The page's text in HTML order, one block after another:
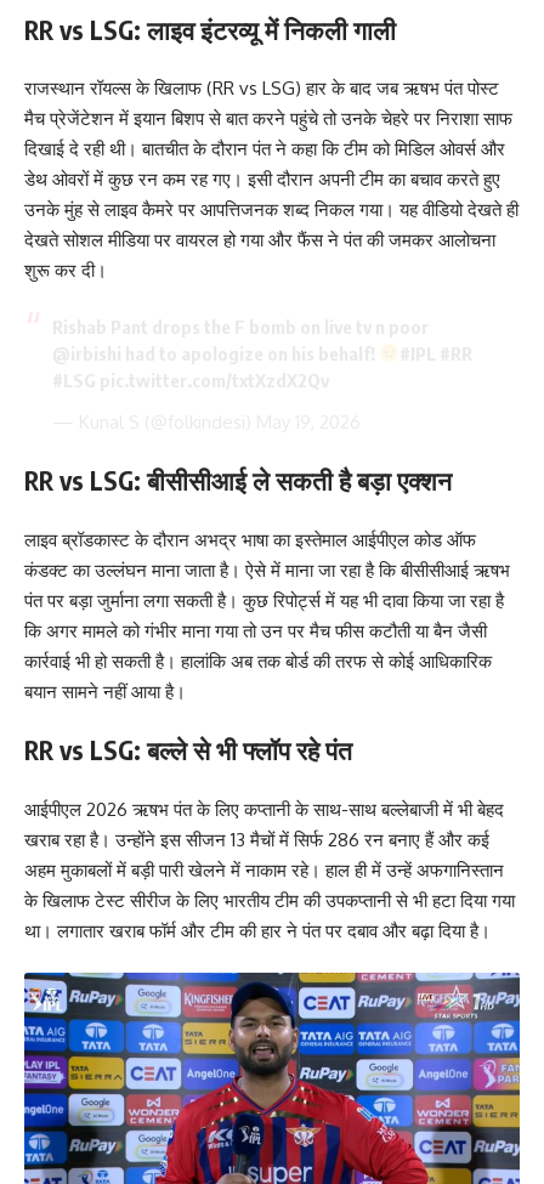
RR vs LSG: लाइव इंटरव्यू में निकली गाली
राजस्थान रॉयल्स के खिलाफ (RR vs LSG) हार के बाद जब ऋषभ पंत पोस्ट
मैच प्रेजेंटेशन में इयान बिशप से बात करने पहुंचे तो उनके चेहरे पर निराशा साफ
दिखाई दे रही थी। बातचीत के दौरान पंत ने कहा कि टीम को मिडिल ओवर्स और
डेथ ओवरों में कुछ रन कम रह गए। इसी दौरान अपनी टीम का बचाव करते हुए
उनके मुंह से लाइव कैमरे पर आपत्तिजनक शब्द निकल गया। यह वीडियो देखते ही
देखते सोशल मीडिया पर वायरल हो गया और फैंस ने पंत की जमकर आलोचना
शुरू कर दी।
RR vs LSG: बीसीसीआई ले सकती है बड़ा एक्शन
लाइव ब्रॉडकास्ट के दौरान अभद्र भाषा का इस्तेमाल आईपीएल कोड ऑफ
कंडक्ट का उल्लंघन माना जाता है। ऐसे में माना जा रहा है कि बीसीसीआई ऋषभ
पंत पर बड़ा जुर्माना लगा सकती है। कुछ रिपोर्ट्स में यह भी दावा किया जा रहा है
कि अगर मामले को गंभीर माना गया तो उन पर मैच फीस कटौती या बैन जैसी
कार्रवाई भी हो सकती है। हालांकि अब तक बोर्ड की तरफ से कोई आधिकारिक
बयान सामने नहीं आया है।
RR vs LSG: बल्ले से भी फ्लॉप रहे पंत
आईपीएल 2026 ऋषभ पंत के लिए कप्तानी के साथ-साथ बल्लेबाजी में भी बेहद
खराब रहा है। उन्होंने इस सीजन 13 मैचों में सिर्फ 286 रन बनाए हैं और कई
अहम मुकाबलों में बड़ी पारी खेलने में नाकाम रहे। हाल ही में उन्हें अफगानिस्तान
के खिलाफ टेस्ट सीरीज के लिए भारतीय टीम की उपकप्तानी से भी हटा दिया गया
था। लगातार खराब फॉर्म और टीम की हार ने पंत पर दबाव और बढ़ा दिया है।